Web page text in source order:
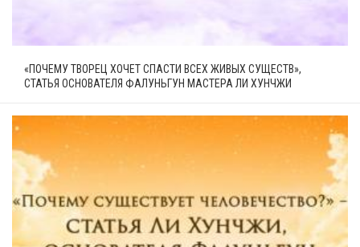
«ПОЧЕМУ ТВОРЕЦ ХОЧЕТ СПАСТИ ВСЕХ ЖИВЫХ СУЩЕСТВ»,
СТАТЬЯ ОСНОВАТЕЛЯ ФАЛУНЬГУН МАСТЕРА ЛИ ХУНЧЖИ